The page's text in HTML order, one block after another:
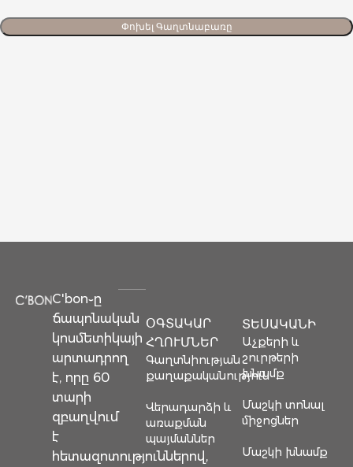
Փոխել Գաղտնաբառը
C'bon֊ը
ճապոնական
կոսմետիկայի
արտադրող
է, որը 60
տարի
զբաղվում
է
հետազոտություններով,
ՕԳՏԱԿԱՐ
ՀՂՈՒՄՆԵՐ
Գաղտնիության
քաղաքականություն
Վերադարձի և
առաքման
պայմաններ
ՏԵՍԱԿԱՆԻ
Աչքերի և
շուրթերի
խնամք
Մաշկի տոնալ
միջոցներ
Մաշկի խնամք